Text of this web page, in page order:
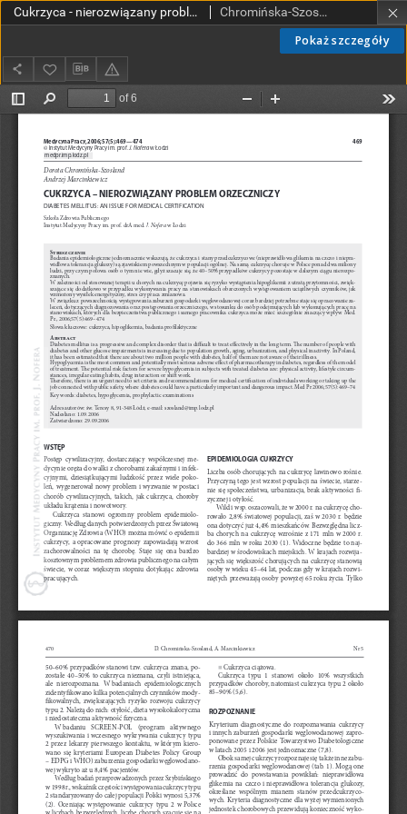
Pokaż szczegóły
Cukrzyca - nierozwiązany problem orzeczniczy Chromińska-Szosland, Dorota; Marcinkiewicz, Andrzej